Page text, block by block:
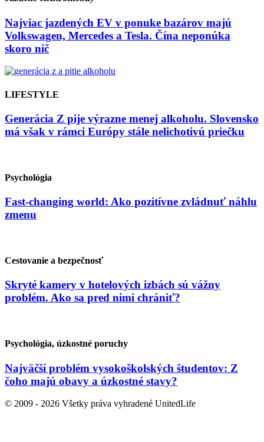
Najviac jazdených EV v ponuke bazárov majú
Volkswagen, Mercedes a Tesla. Čína neponúka
skoro nič
LIFESTYLE
Generácia Z pije výrazne menej alkoholu. Slovensko
má však v rámci Európy stále nelichotivú priečku
Psychológia
Fast-changing world: Ako pozitívne zvládnuť náhlu
zmenu
Cestovanie a bezpečnosť
Skryté kamery v hotelových izbách sú vážny
problém. Ako sa pred nimi chrániť?
Psychológia, úzkostné poruchy
Najväčší problém vysokoškolských študentov: Z
čoho majú obavy a úzkostné stavy?
© 2009 - 2026 Všetky práva vyhradené UnitedLife